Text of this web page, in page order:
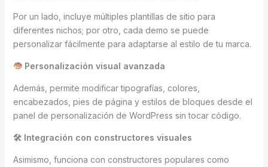
Por un lado, incluye múltiples plantillas de sitio para
diferentes nichos; por otro, cada demo se puede
personalizar fácilmente para adaptarse al estilo de tu marca.
Personalización visual avanzada
Además, permite modificar tipografías, colores,
encabezados, pies de página y estilos de bloques desde el
panel de personalización de WordPress sin tocar código.
🛠 Integración con constructores visuales
Asimismo, funciona con constructores populares como